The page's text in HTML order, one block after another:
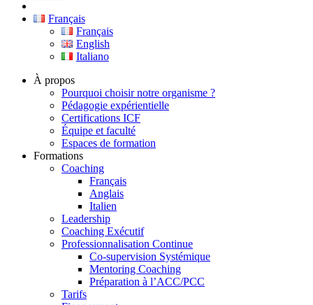
Français
Français
English
Italiano
À propos
Pourquoi choisir notre organisme ?
Pédagogie expérientielle
Certifications ICF
Équipe et faculté
Espaces de formation
Formations
Coaching
Français
Anglais
Italien
Leadership
Coaching Exécutif
Professionnalisation Continue
Co-supervision Systémique
Mentoring Coaching
Préparation à l’ACC/PCC
Tarifs